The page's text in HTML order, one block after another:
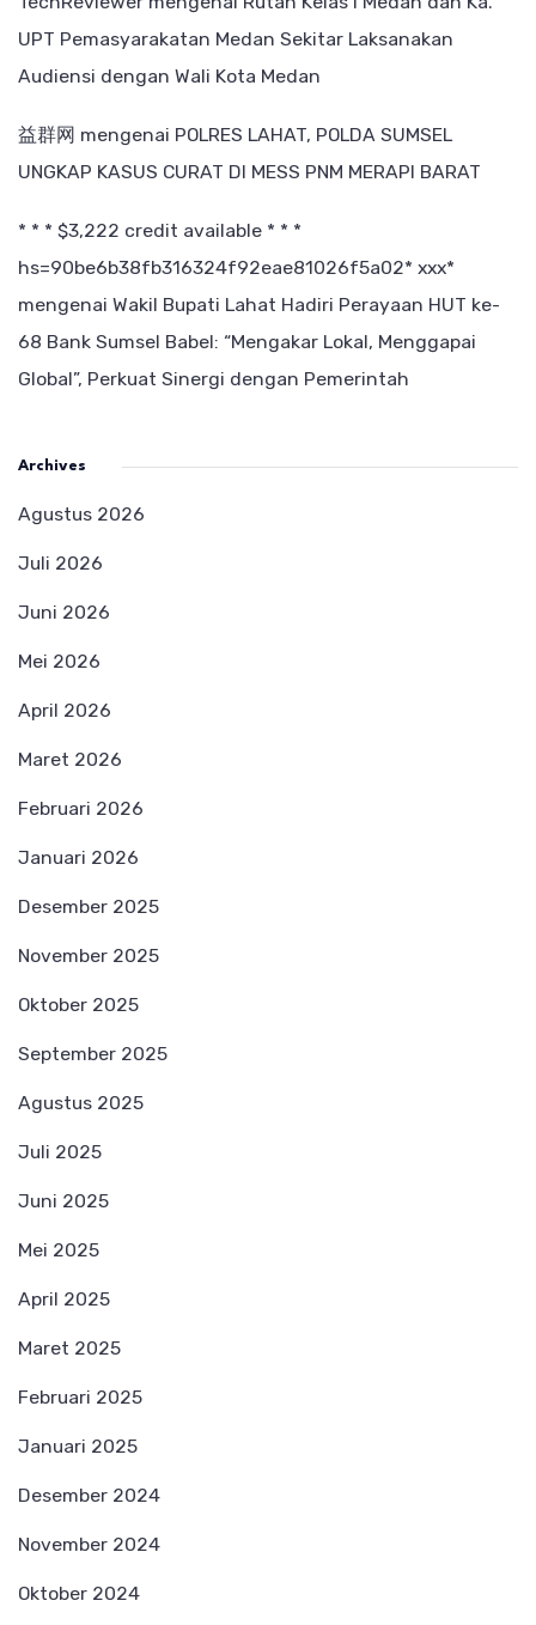
UPT Pemasyarakatan Medan Sekitar Laksanakan
Audiensi dengan Wali Kota Medan
益群网 mengenai POLRES LAHAT, POLDA SUMSEL
UNGKAP KASUS CURAT DI MESS PNM MERAPI BARAT
* * * $3,222 credit available * * *
hs=90be6b38fb316324f92eae81026f5a02* ххх*
mengenai Wakil Bupati Lahat Hadiri Perayaan HUT ke-
68 Bank Sumsel Babel: “Mengakar Lokal, Menggapai
Global”, Perkuat Sinergi dengan Pemerintah
Archives
Agustus 2026
Juli 2026
Juni 2026
Mei 2026
April 2026
Maret 2026
Februari 2026
Januari 2026
Desember 2025
November 2025
Oktober 2025
September 2025
Agustus 2025
Juli 2025
Juni 2025
Mei 2025
April 2025
Maret 2025
Februari 2025
Januari 2025
Desember 2024
November 2024
Oktober 2024